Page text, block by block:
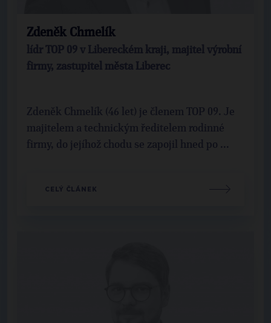
Zdeněk Chmelík
lídr TOP 09 v Libereckém kraji, majitel výrobní
firmy, zastupitel města Liberec
Zdeněk Chmelík (46 let) je členem TOP 09. Je
majitelem a technickým ředitelem rodinné
firmy, do jejíhož chodu se zapojil hned po ...
CELÝ ČLÁNEK